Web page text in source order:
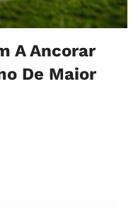
A Ancorar
De Maior